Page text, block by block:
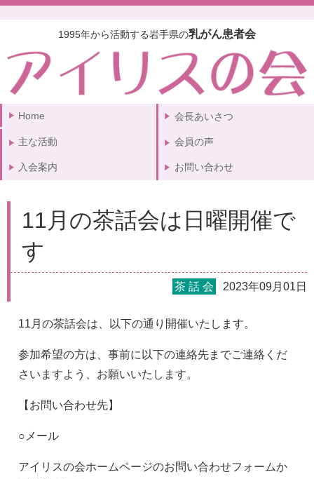
1995年から活動する岩手県の乳がん患者会
Home 会長あいさつ
主な活動 会員の声
入会案内 お問い合わせ
11月の茶話会は日曜開催で
す
茶 話 会 2023年09月01日
11月の茶話会は、以下の通り開催いたします。
参加希望の方は、事前に以下の連絡先までご連絡くだ
さいますよう、お願いいたします。
【お問い合わせ先】
○ メール
アイリスの会ホームページのお問い合わせフォームか